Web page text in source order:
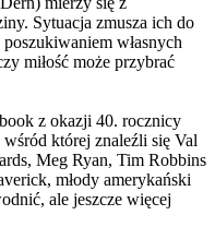
Sytuacja zmusza ich do
własnych
miłość może przybrać
z okazji 40. rocznicy
której znaleźli się Val
Meg Ryan, Tim Robbins
młody amerykański
ale jeszcze więcej